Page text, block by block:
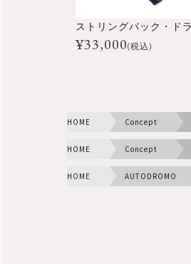
¥33,000(税込)
HOME Concept
HOME Concept
HOME AUTODROMO